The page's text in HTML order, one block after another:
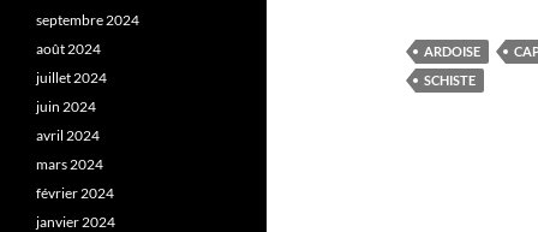
ARDOISE
SCHISTE
septembre 2024
août 2024
juillet 2024
juin 2024
avril 2024
mars 2024
février 2024
janvier 2024